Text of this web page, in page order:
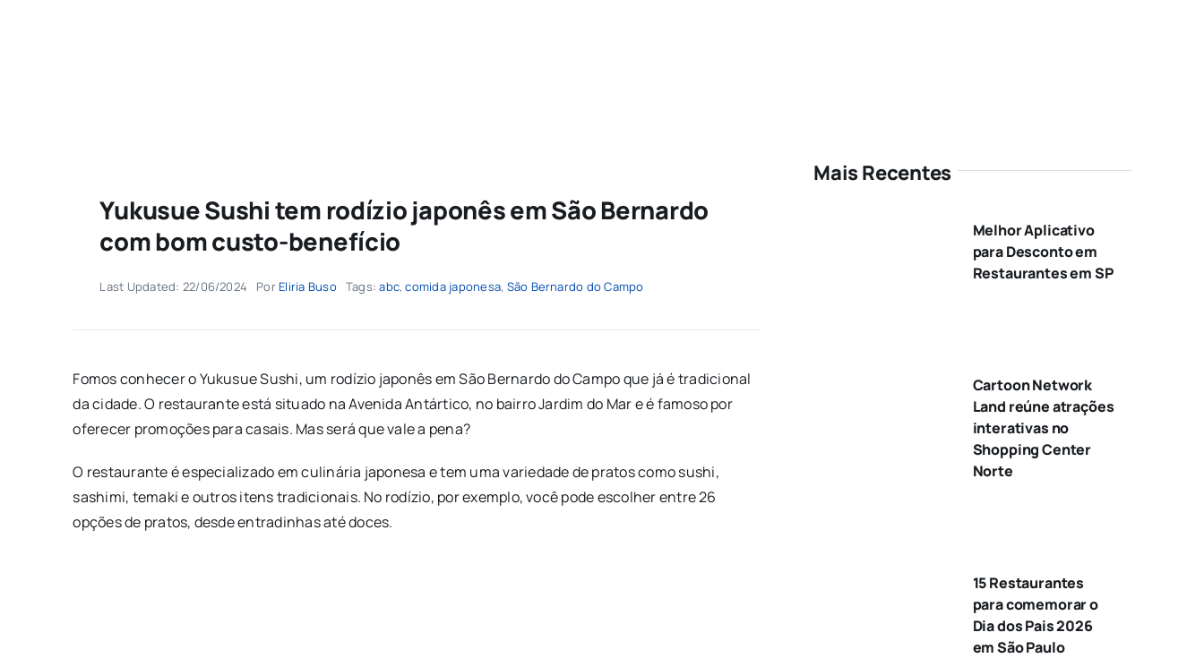
Yukusue Sushi tem rodízio japonês em São Bernardo
com bom custo-benefício
Last Updated: 22/06/2024 PorEliria Buso Tags:abc,comida japonesa, São Bernardo do Campo
Fomos conhecer o Yukusue Sushi, um rodízio japonês em São Bernardo do Campo que já é tradicional
da cidade. O restaurante está situado na Avenida Antártico, no bairro Jardim do Mar e é famoso por
oferecer promoções para casais. Mas será que vale a pena?
O restaurante é especializado em culinária japonesa e tem uma variedade de pratos como sushi,
sashimi, temaki e outros itens tradicionais. No rodízio, por exemplo, você pode escolher entre 26
opções de pratos, desde entradinhas até doces.
Mais Recentes
Melhor Aplicativo
para Desconto em
Restaurantes em SP
Cartoon Network
Land reúne atrações
interativas no
Shopping Center
Norte
15 Restaurantes
para comemorar o
Dia dos Pais 2026
em São Paulo